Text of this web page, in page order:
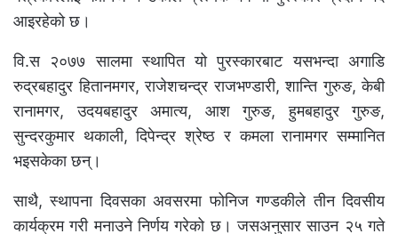
आइरहेको छ।
वि.स २०७७ सालमा स्थापित यो पुरस्कारबाट यसभन्दा अगाडि
रुद्रबहादुर हितानमगर, राजेशचन्द्र राजभण्डारी, शान्ति गुरुङ, केबी
रानामगर, उदयबहादुर अमात्य, आश गुरुङ, हुमबहादुर गुरुङ,
सुन्दरकुमार थकाली, दिपेन्द्र श्रेष्ठ र कमला रानामगर सम्मानित
भइसकेका छन्।
साथै, स्थापना दिवसका अवसरमा फोनिज गण्डकीले तीन दिवसीय
कार्यक्रम गरी मनाउने निर्णय गरेको छ। जसअनुसार साउन २५ गते